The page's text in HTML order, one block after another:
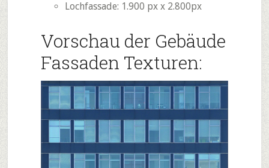
Lochfassade: 1.900 px x 2.800px
Vorschau der Gebäude
Fassaden Texturen: